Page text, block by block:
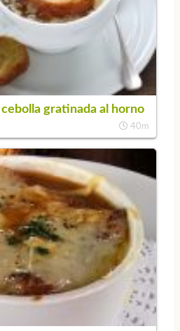
cebolla gratinada al horno
40m